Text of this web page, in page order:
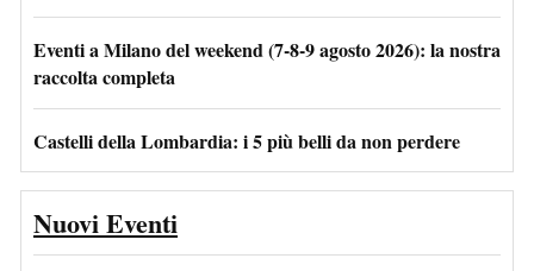
Eventi a Milano del weekend (7-8-9 agosto 2026): la nostra
raccolta completa
Castelli della Lombardia: i 5 più belli da non perdere
Nuovi Eventi